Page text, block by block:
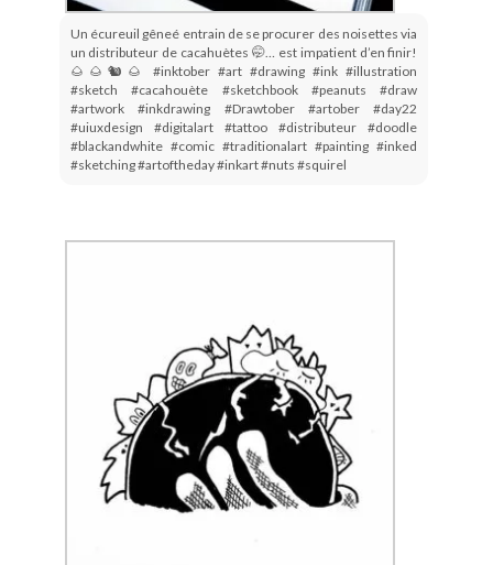
Un écureuil gêneé entrain de se procurer des noisettes via
un distributeur de cacahuètes 🤭… est impatient d’en finir!
🌰🌰🐿🌰 #inktober #art #drawing #ink #illustration
#sketch #cacahouète #sketchbook #peanuts #draw
#artwork #inkdrawing #Drawtober #artober #day22
#uiuxdesign #digitalart #tattoo #distributeur #doodle
#blackandwhite #comic #traditionalart #painting #inked
#sketching #artoftheday #inkart #nuts #squirel